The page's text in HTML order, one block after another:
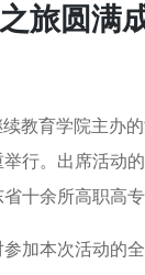
旅圆满
教育学院主办
行。出席活动
十余所高职高
加本次活动的